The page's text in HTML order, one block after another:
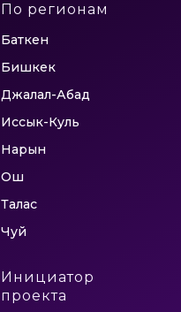
По регионам
Баткен
Бишкек
Джалал-Абад
Иссык-Куль
Нарын
Ош
Талас
Чуй
Инициатор
проекта